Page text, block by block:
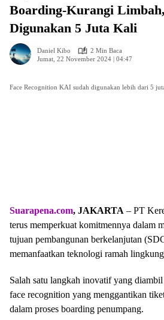
Boarding-Kurangi
Digunakan 5 Juta Kali
Daniel Kibo
2 Min Baca
Jumat, 22 November 2024 | 04:47
Face Recognition KAI sudah digunakan lebih dari 5
Suarapena.com, JAKARTA – PT
terus memperkuat komitmennya dalam
tujuan pembangunan berkelanjutan
memanfaatkan teknologi ramah
Salah satu langkah inovatif yang diambil
face recognition yang menggantikan
dalam proses boarding penumpang.